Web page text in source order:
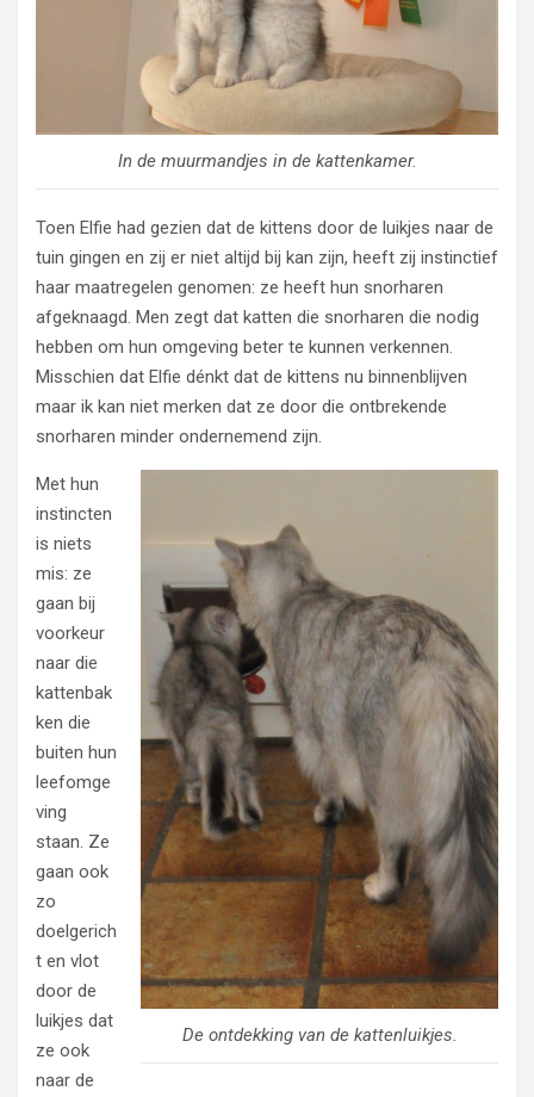
In de muurmandjes in de kattenkamer.
Toen Elfie had gezien dat de kittens door de luikjes naar de
tuin gingen en zij er niet altijd bij kan zijn, heeft zij instinctief
haar maatregelen genomen: ze heeft hun snorharen
afgeknaagd. Men zegt dat katten die snorharen die nodig
hebben om hun omgeving beter te kunnen verkennen.
Misschien dat Elfie dénkt dat de kittens nu binnenblijven
maar ik kan niet merken dat ze door die ontbrekende
snorharen minder ondernemend zijn.
De ontdekking van de kattenluikjes.
Met hun
instincten
is niets
mis: ze
gaan bij
voorkeur
naar die
kattenbak
ken die
buiten hun
leefomge
ving
staan. Ze
gaan ook
zo
doelgerich
t en vlot
door de
luikjes dat
ze ook
naar de